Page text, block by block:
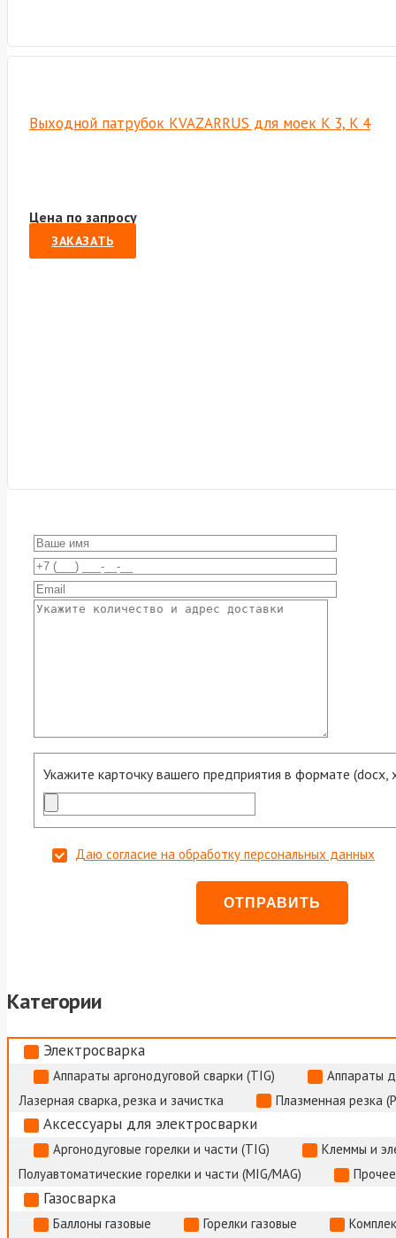
Выходной патрубок KVAZARRUS для моек K 3, K 4
Цена по запросу
ЗАКАЗАТЬ
Укажите карточку вашего предприятия в формате (docx,
Даю согласие на обработку персональных данных
Категории
Электросварка
Аппараты аргонодуговой сварки (TIG)
Аппараты
Лазерная сварка, резка и зачистка
Плазменная резка
Аксессуары для электросварки
Аргонодуговые горелки и части (TIG)
Клеммы и
Полуавтоматические горелки и части (MIG/MAG)
Газосварка
Баллоны газовые Горелки газовые